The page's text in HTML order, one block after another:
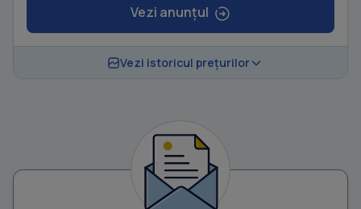
Vezi anunțul
Vezi istoricul prețurilor